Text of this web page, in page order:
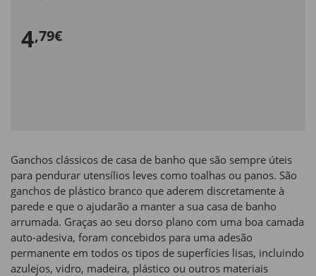
4,79€
Ganchos clássicos de casa de banho que são sempre úteis
para pendurar utensílios leves como toalhas ou panos. São
ganchos de plástico branco que aderem discretamente à
parede e que o ajudarão a manter a sua casa de banho
arrumada. Graças ao seu dorso plano com uma boa camada
auto-adesiva, foram concebidos para uma adesão
permanente em todos os tipos de superfícies lisas, incluindo
azulejos, vidro, madeira, plástico ou outros materiais